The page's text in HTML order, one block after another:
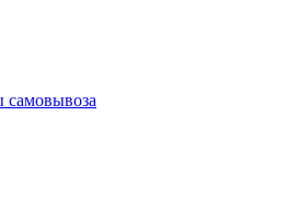
самовывоза